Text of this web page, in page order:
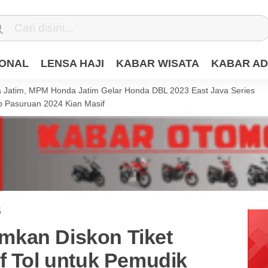
LENSA HAJI KABAR WISATA KABAR
MPM Honda Jatim Gelar Honda DBL 2023 East Java Series
Pasuruan 2024 Kian Masif
Diskon Tiket
Tol untuk Pemudik